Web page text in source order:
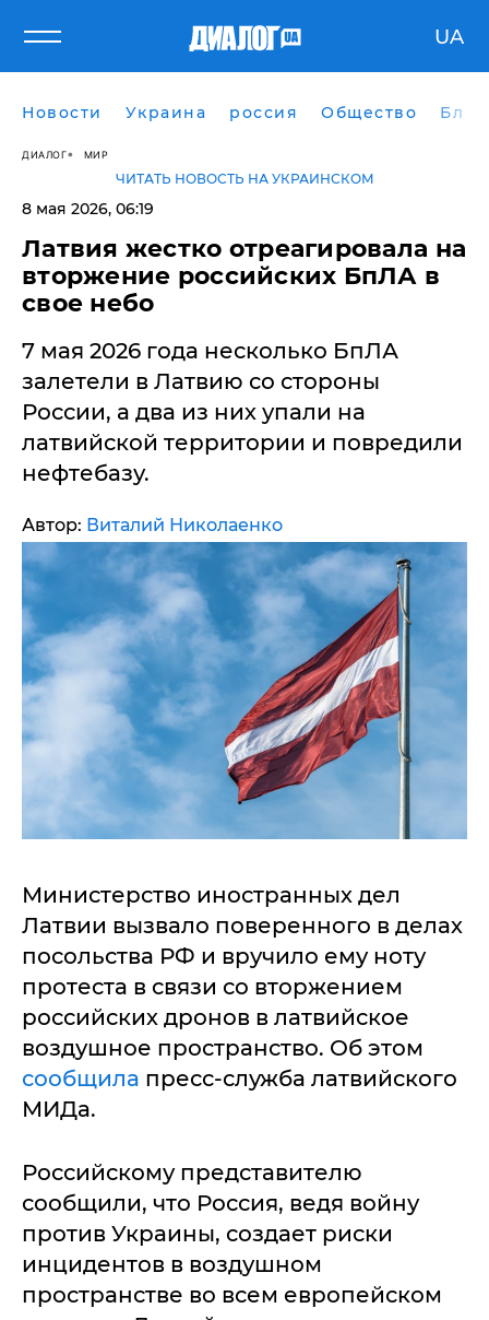
UA
Новости Украина россия Общество
ДИАЛОГ МИР
ЧИТАТЬ НОВОСТЬ НА УКРАИНСКОМ
8 мая 2026, 06:19
Латвия жестко отреагировала на
вторжение российских БпЛА в
свое небо
7 мая 2026 года несколько БпЛА
залетели в Латвию со стороны
России, а два из них упали на
латвийской территории и повредили
нефтебазу.
Автор: Виталий Николаенко
Министерство иностранных дел
Латвии вызвало поверенного в делах
посольства РФ и вручило ему ноту
протеста в связи со вторжением
российских дронов в латвийское
воздушное пространство. Об этом
сообщила пресс-служба латвийского
МИДа.
Российскому представителю
сообщили, что Россия, ведя войну
против Украины, создает риски
инцидентов в воздушном
пространстве во всем европейском